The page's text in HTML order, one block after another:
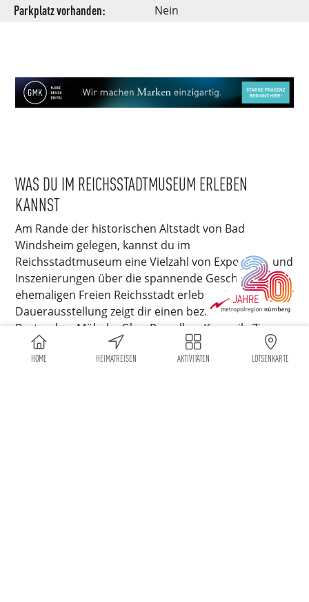
HOME HEIMATREISEN AKTIVITÄTEN LOTSENKARTE
Parkplatz vorhanden: Nein
WAS DU IM REICHSSTADTMUSEUM ERLEBEN
KANNST
Am Rande der historischen Altstadt von Bad
Windsheim gelegen, kannst du im
Reichsstadtmuseum eine Vielzahl von Exponaten und
Inszenierungen über die spannende Geschichte der
ehemaligen Freien Reichsstadt erleben. Die
Dauerausstellung zeigt dir einen bezaubernden
Bestand an Möbeln, Glas, Porzellan, Keramik, Zinn,
Kupfer und Messing, Steinzeug, Dinge des
alltäglichen Lebens aus vielen hundert Jahren sowie